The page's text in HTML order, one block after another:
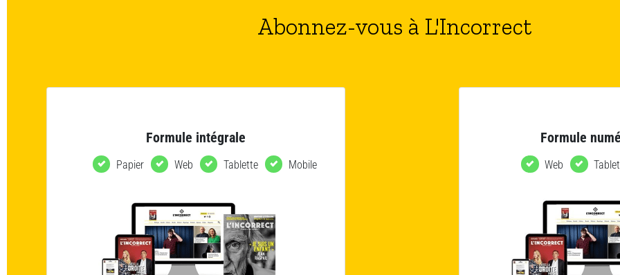
Abonnez-vous à L'Incorrect
Formule intégrale
Papier Web Tablette Mobile
Formule
Web